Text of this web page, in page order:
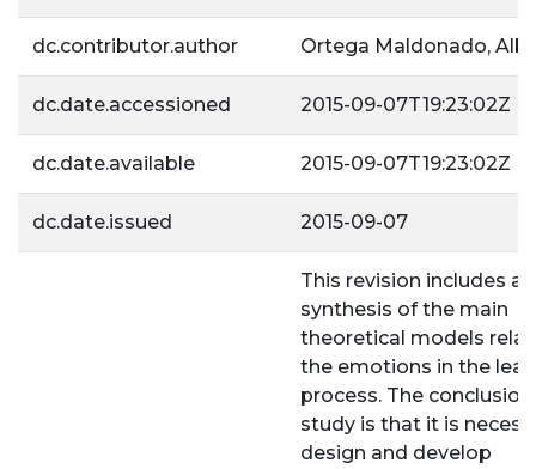
dc.contributor.author Ortega Maldonado,
dc.date.accessioned 2015-09-07T19:23:02Z
dc.date.available 2015-09-07T19:23:02Z
dc.date.issued 2015-09-07
This revision includes a
synthesis of the main
theoretical models
the emotions in the
process. The
study is that it is
design and develop